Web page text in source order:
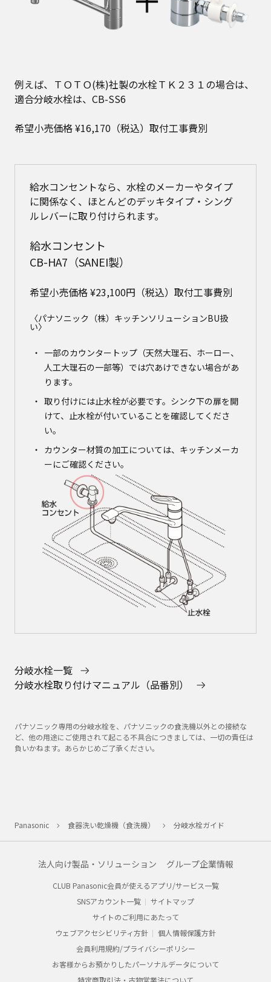
例えば、ＴＯＴＯ(株)社製の水栓ＴＫ２３１の場合は、
適合分岐水栓は、CB-SS6
希望小売価格 ¥16,170（税込）取付工事費別
給水コンセントなら、水栓のメーカーやタイプ
に関係なく、ほとんどのデッキタイプ・シング
ルレバーに取り付けられます。
給水コンセント
CB-HA7（SANEI製）
希望小売価格 ¥23,100円（税込）取付工事費別
〈パナソニック（株）キッチンソリューションBU扱
い〉
一部のカウンタートップ（天然大理石、ホーロー、
人工大理石の一部等）では穴あけできない場合があ
ります。
取り付けには止水栓が必要です。シンク下の扉を開
けて、止水栓が付いていることを確認してくださ
い。
カウンター材質の加工については、キッチンメーカ
ーにご確認ください。
分岐水栓一覧
分岐水栓取り付けマニュアル（品番別）
パナソニック専用の分岐水栓を、パナソニックの食洗機以外との接続な
ど、他の用途にご使用されて起こる不具合につきましては、一切の責任は
負いかねます。あらかじめご了承ください。
Panasonic 食器洗い乾燥機（食洗機） 分岐水栓ガイド
法人向け製品・ソリューション グループ企業情報
CLUB Panasonic会員が使えるアプリ/サービス一覧
SNSアカウント一覧
サイトマップ
サイトのご利用にあたって
ウェブアクセシビリティ方針
個人情報保護方針
会員利用規約/プライバシーポリシー
お客様からお預かりしたパーソナルデータについて